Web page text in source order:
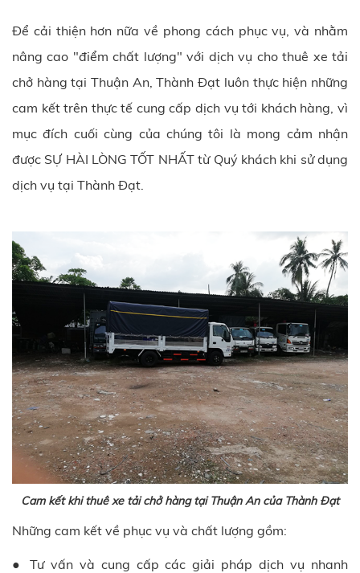
Để cải thiện hơn nữa về phong cách phục vụ, và nhằm
nâng cao "điểm chất lượng" với dịch vụ cho thuê xe tải
chở hàng tại Thuận An, Thành Đạt luôn thực hiện những
cam kết trên thực tế cung cấp dịch vụ tới khách hàng, vì
mục đích cuối cùng của chúng tôi là mong cảm nhận
được SỰ HÀI LÒNG TỐT NHẤT từ Quý khách khi sử dụng
dịch vụ tại Thành Đạt.
Cam kết khi thuê xe tải chở hàng tại Thuận An của Thành Đạt
Những cam kết về phục vụ và chất lượng gồm:
● Tư vấn và cung cấp các giải pháp dịch vụ nhanh